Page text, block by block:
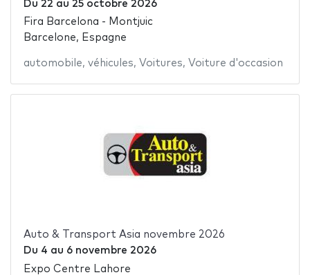
Du 22 au 25 octobre 2026
Fira Barcelona - Montjuic
Barcelone, Espagne
automobile, véhicules, Voitures, Voiture d'occasion
Auto & Transport Asia novembre 2026
Du 4 au 6 novembre 2026
Expo Centre Lahore